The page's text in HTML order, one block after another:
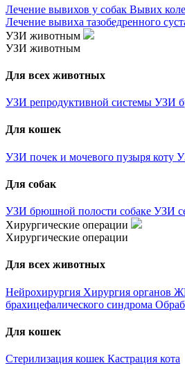
Лечение вывихов у собак Вывих
Лечение вывиха тазобедренного
УЗИ животным
УЗИ животным
Для всех животных
УЗИ репродуктивной системы УЗИ
Для кошек
УЗИ почек и мочевого пузыря коту
Для собак
УЗИ брюшной полости собаке УЗИ
Хирургические операции
Хирургические операции
Для всех животных
Нейрохирургия Хирургия органов
брахицефалического синдрома
Для кошек
Стерилизация кошек Кастрация кота